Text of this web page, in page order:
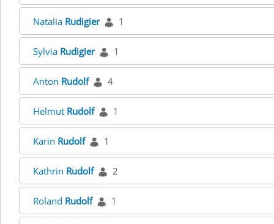
Natalia Rudigier 1
Sylvia Rudigier 1
Anton Rudolf 4
Helmut Rudolf 1
Karin Rudolf 1
Kathrin Rudolf 2
Roland Rudolf 1